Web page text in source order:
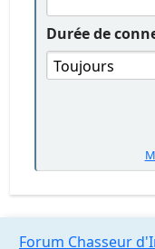
Durée de
Forum Chasseur